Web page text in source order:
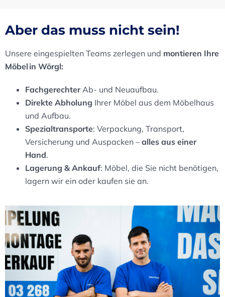
Aber das muss nicht sein!
Unsere eingespielten Teams zerlegen und montieren Ihre
Möbel in Wörgl:
FachgerechterAb- und Neuaufbau.
Direkte Abholung Ihrer Möbel aus dem Möbelhaus
und Aufbau.
Spezialtransporte: Verpackung, Transport,
Versicherung und Auspacken – alles aus einer
Hand.
Lagerung & Ankauf: Möbel, die Sie nicht benötigen,
lagern wir ein oder kaufen sie an.